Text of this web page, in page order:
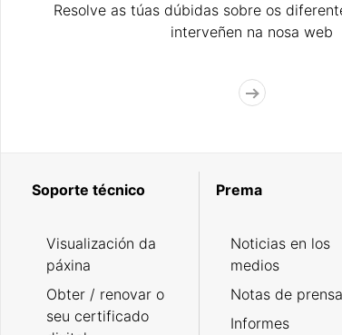
Resolve as túas dúbidas sobre os
interveñen na nosa web
Soporte técnico
Visualización da
páxina
Obter / renovar o
seu certificado
Prema
Noticias en los
medios
Notas de prensa
Informes